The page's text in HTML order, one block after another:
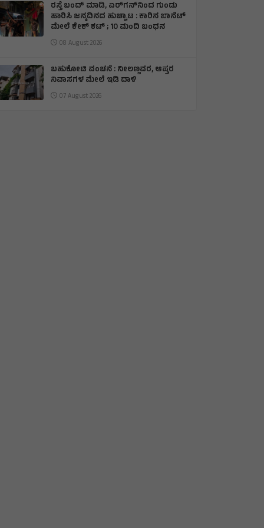
ರಸ್ತೆ ಬಂದ್ ಮಾಡಿ, ಏರ್‌ಗನ್‌ನಿಂದ ಗುಂಡು
ಹಾರಿಸಿ ಜನ್ಮದಿನದ ಹುಚ್ಚಾಟ : ಕಾರಿನ ಬಾನೆಟ್
ಮೇಲೆ ಕೇಕ್ ಕಟ್‌ ; 10 ಮಂದಿ ಬಂಧನ
08 August 2026
ಬಹುಕೋಟಿ ವಂಚನೆ : ನೀಲಣ್ಣವರ, ಆಪ್ತರ
ನಿವಾಸಗಳ ಮೇಲೆ ಇಡಿ ದಾಳಿ
07 August 2026